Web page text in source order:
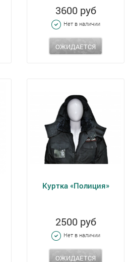
3600 руб
Нет в наличии
ОЖИДАЕТСЯ
Куртка «Полиция»
2500 руб
Нет в наличии
ОЖИДАЕТСЯ